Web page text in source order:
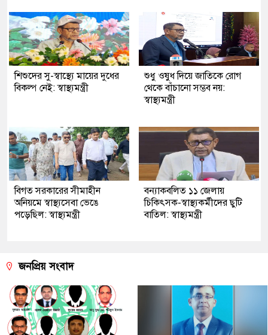
শিশুদের সু-স্বাস্থ্যে মায়ের দুধের
বিকল্প নেই: স্বাস্থ্যমন্ত্রী
শুধু ওষুধ দিয়ে জাতিকে রোগ
থেকে বাঁচানো সম্ভব নয়:
স্বাস্থ্যমন্ত্রী
বিগত সরকারের সীমাহীন
অনিয়মে স্বাস্থ্যসেবা ভেঙে
পড়েছিল: স্বাস্থ্যমন্ত্রী
বন্যাকবলিত ১১ জেলায়
চিকিৎসক-স্বাস্থ্যকর্মীদের ছুটি
বাতিল: স্বাস্থ্যমন্ত্রী
জনপ্রিয় সংবাদ